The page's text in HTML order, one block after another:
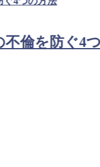
不倫を防ぐ4